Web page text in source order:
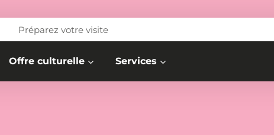
Préparez votre visite
Offre culturelle Services